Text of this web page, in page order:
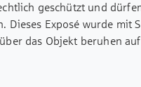
geschützt und
Dieses Exposé wurde mit
das Objekt beruhen
ca.-Angaben da.